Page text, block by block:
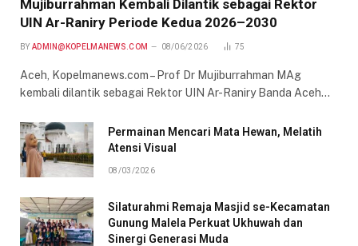
Mujiburrahman Kembali Dilantik sebagai Rektor
UIN Ar-Raniry Periode Kedua 2026–2030
BY ADMIN@KOPELMANEWS.COM 08/06/2026 75
Aceh, Kopelmanews.com – Prof Dr Mujiburrahman MAg
kembali dilantik sebagai Rektor UIN Ar-Raniry Banda Aceh…
Permainan Mencari Mata Hewan, Melatih
Atensi Visual
08/03/2026
Silaturahmi Remaja Masjid se-Kecamatan
Gunung Malela Perkuat Ukhuwah dan
Sinergi Generasi Muda